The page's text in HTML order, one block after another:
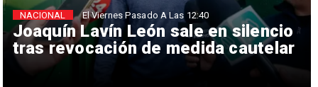
Joaquín Lavín León sale en silencio
tras revocación de medida cautelar
NACIONAL El Viernes Pasado A Las 12:40